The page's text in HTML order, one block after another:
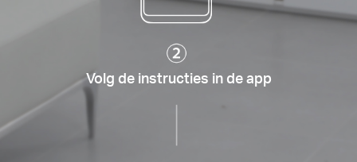
Volg de instructies in de app